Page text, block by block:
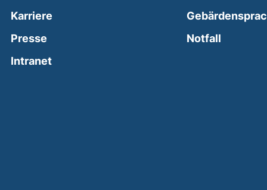
Karriere
Presse
Intranet(external link, opens in a new window)
Notfall